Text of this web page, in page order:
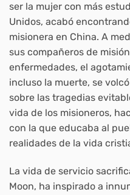
ser la mujer con más
Unidos, acabó
misionera en China. A
sus compañeros de
enfermedades, el
incluso la muerte, se
sobre las tragedias
vida de los misioneros,
con la que educaba al
realidades de la vida
La vida de servicio
Moon, ha inspirado a